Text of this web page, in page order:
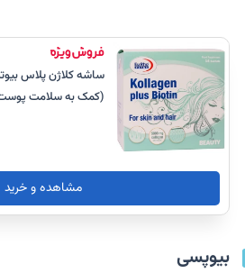
(کمک به سلامت
مشاهده و خرید
بیوپسی